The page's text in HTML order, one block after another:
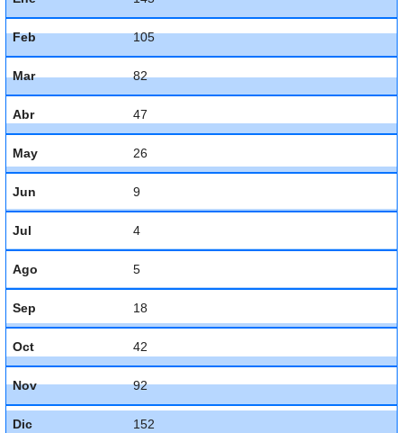
Feb 105
Mar 82
Abr 47
May 26
Jun 9
Jul 4
Ago 5
Sep 18
Oct 42
Nov 92
Dic 152